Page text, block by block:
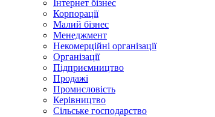
Інтернет бізнес
Корпорації
Малий бізнес
Менеджмент
Некомерційні організації
Організації
Підприємництво
Продажі
Промисловість
Керівництво
Сільське господарство